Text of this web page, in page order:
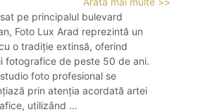
pe principalul bulevard
Foto Lux Arad reprezintă un
o tradiție extinsă, oferind
fotografice de peste 50 de ani.
foto profesional se
prin atenția acordată artei
utilizând ...